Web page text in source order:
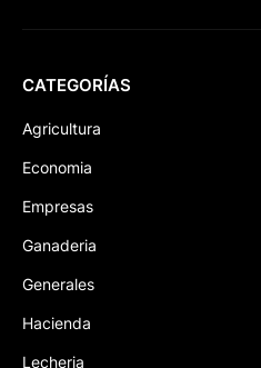
CATEGORÍAS
Agricultura
Economia
Empresas
Ganaderia
Generales
Hacienda
Lecheria